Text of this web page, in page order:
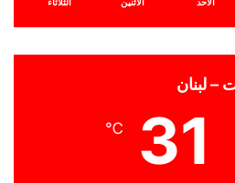
الأحد الأثنين الثلاثاء
– لبنان
31
℃